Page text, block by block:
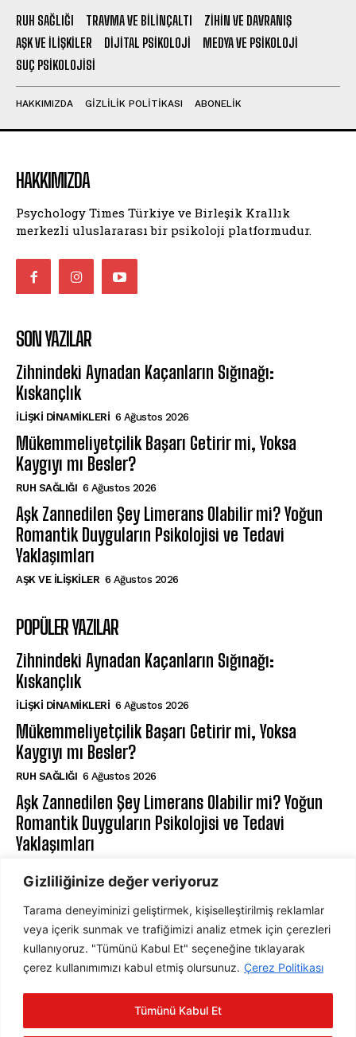
Gizliliğinize değer veriyoruz
Tarama deneyiminizi geliştirmek, kişiselleştirilmiş reklamlar
veya içerik sunmak ve trafiğimizi analiz etmek için çerezleri
kullanıyoruz. "Tümünü Kabul Et" seçeneğine tıklayarak
çerez kullanımımızı kabul etmiş olursunuz. Çerez Politikası
Tümünü Kabul Et
RUH SAĞLIĞI TRAVMA VE BILINÇALTI
ZIHIN VE DAVRANIŞ
AŞK VE İLIŞKILER
DIJITAL PSIKOLOJI
MEDYA VE PSIKOLOJI
SUÇ PSIKOLOJISI
HAKKIMIZDA GIZLILIK POLITIKASI ABONELIK
HAKKIMIZDA
Psychology Times Türkiye ve Birleşik Krallık
merkezli uluslararası bir psikoloji platformudur.
SON YAZILAR
Zihnindeki Aynadan Kaçanların Sığınağı:
Kıskançlık
İLIŞKI DINAMIKLERI 6 Ağustos 2026
Mükemmeliyetçilik Başarı Getirir mi, Yoksa
Kaygıyı mı Besler?
⁠RUH SAĞLIĞI 6 Ağustos 2026
Aşk Zannedilen Şey Limerans Olabilir mi? Yoğun
Romantik Duyguların Psikolojisi ve Tedavi
Yaklaşımları
AŞK VE İLIŞKILER 6 Ağustos 2026
POPÜLER YAZILAR
Zihnindeki Aynadan Kaçanların Sığınağı:
Kıskançlık
İLIŞKI DINAMIKLERI 6 Ağustos 2026
Mükemmeliyetçilik Başarı Getirir mi, Yoksa
Kaygıyı mı Besler?
⁠RUH SAĞLIĞI 6 Ağustos 2026
Aşk Zannedilen Şey Limerans Olabilir mi? Yoğun
Romantik Duyguların Psikolojisi ve Tedavi
Yaklaşımları
ABONE OL
ABONE OL